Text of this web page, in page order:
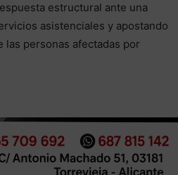
estructural ante una
asistenciales y apostando
las personas afectadas por